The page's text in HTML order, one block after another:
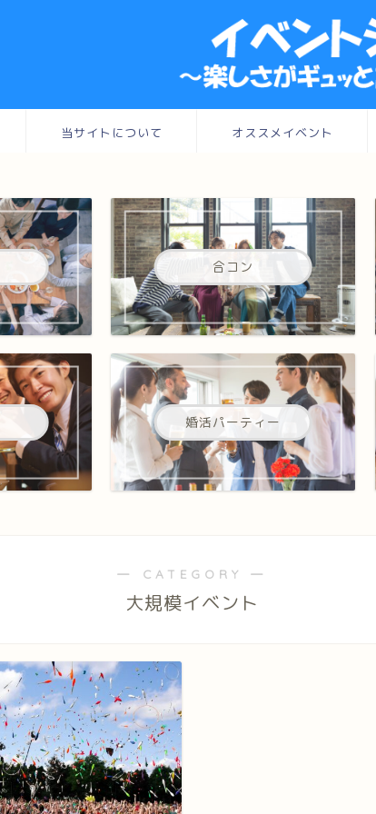
当サイトについて オススメイベント
合コン
婚活パーティー
― CATEGORY ―
大規模イベント